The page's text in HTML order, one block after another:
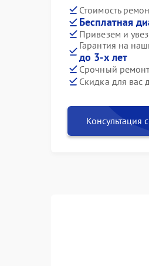
Стоимость
Бесплатная
Привезем и
Гарантия на
до 3-х лет
Срочный
Скидка для вас
Консультация